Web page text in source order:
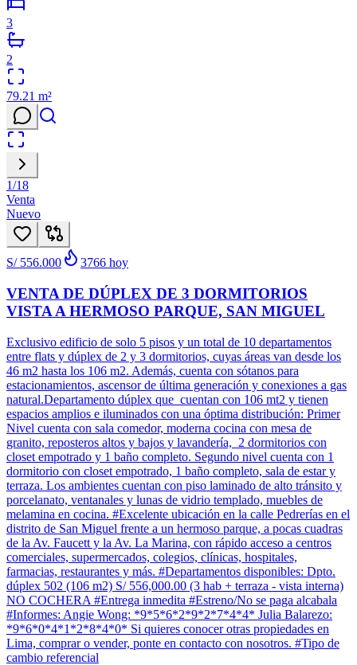
3
2
79.21 m²
1/18
Venta
Nuevo
S/ 556.000 3766 hoy
VENTA DE DÚPLEX DE 3 DORMITORIOS
VISTA A HERMOSO PARQUE, SAN MIGUEL
Exclusivo edificio de solo 5 pisos y un total de 10 departamentos
entre flats y dúplex de 2 y 3 dormitorios, cuyas áreas van desde los
46 m2 hasta los 106 m2. Además, cuenta con sótanos para
estacionamientos, ascensor de última generación y conexiones a gas
natural.Departamento dúplex que cuentan con 106 mt2 y tienen
espacios amplios e iluminados con una óptima distribución: Primer
Nivel cuenta con sala comedor, moderna cocina con mesa de
granito, reposteros altos y bajos y lavandería, 2 dormitorios con
closet empotrado y 1 baño completo. Segundo nivel cuenta con 1
dormitorio con closet empotrado, 1 baño completo, sala de estar y
terraza. Los ambientes cuentan con piso laminado de alto tránsito y
porcelanato, ventanales y lunas de vidrio templado, muebles de
melamina en cocina. #Excelente ubicación en la calle Pedrerías en el
distrito de San Miguel frente a un hermoso parque, a pocas cuadras
de la Av. Faucett y la Av. La Marina, con rápido acceso a centros
comerciales, supermercados, colegios, clínicas, hospitales,
farmacias, restaurantes y más. #Departamentos disponibles: Dpto.
dúplex 502 (106 m2) S/ 556,000.00 (3 hab + terraza - vista interna)
NO COCHERA #Entrega inmedita #Estreno/No se paga alcabala
#Informes: Angie Wong: *9*5*6*2*9*2*7*4*4* Julia Balarezo:
*9*6*0*4*1*2*8*4*0* Si quieres conocer otras propiedades en
Lima, comprar o vender, ponte en contacto con nosotros. #Tipo de
cambio referencial